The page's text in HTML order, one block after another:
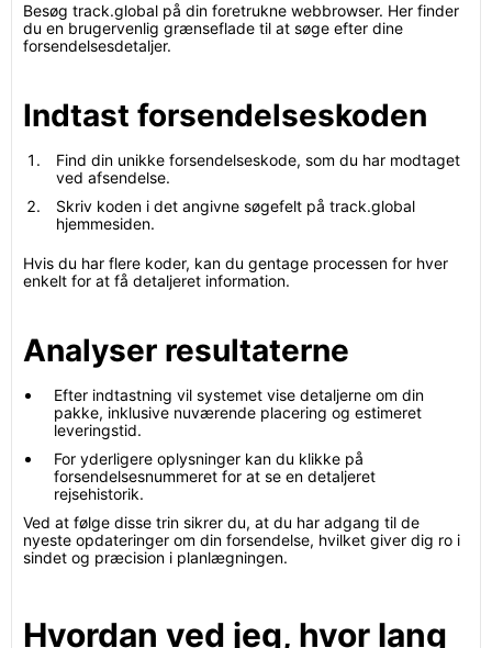
Besøg track.global på din foretrukne webbrowser. Her finder
du en brugervenlig grænseflade til at søge efter dine
forsendelsesdetaljer.
Indtast forsendelseskoden
Find din unikke forsendelseskode, som du har modtaget
ved afsendelse.
Skriv koden i det angivne søgefelt på track.global
hjemmesiden.
Hvis du har flere koder, kan du gentage processen for hver
enkelt for at få detaljeret information.
Analyser resultaterne
Efter indtastning vil systemet vise detaljerne om din
pakke, inklusive nuværende placering og estimeret
leveringstid.
For yderligere oplysninger kan du klikke på
forsendelsesnummeret for at se en detaljeret
rejsehistorik.
Ved at følge disse trin sikrer du, at du har adgang til de
nyeste opdateringer om din forsendelse, hvilket giver dig ro i
sindet og præcision i planlægningen.
Hvordan ved jeg, hvor lang